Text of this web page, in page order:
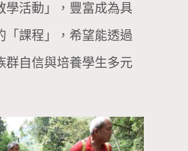
學活動」，豐富成為具
「課程」，希望能透過
群自信與培養學生多元